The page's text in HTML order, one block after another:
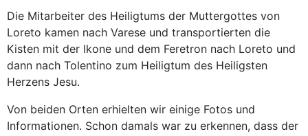
Die Mitarbeiter des Heiligtums der Muttergottes von
Loreto kamen nach Varese und transportierten die
Kisten mit der Ikone und dem Feretron nach Loreto und
dann nach Tolentino zum Heiligtum des Heiligsten
Herzens Jesu.
Von beiden Orten erhielten wir einige Fotos und
Informationen. Schon damals war zu erkennen, dass der